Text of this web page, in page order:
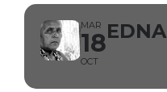
MAR
18
OCT
EDNA